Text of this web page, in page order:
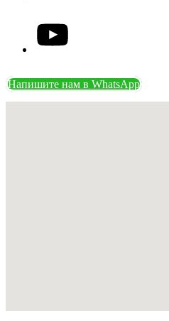
Напишите нам в WhatsApp